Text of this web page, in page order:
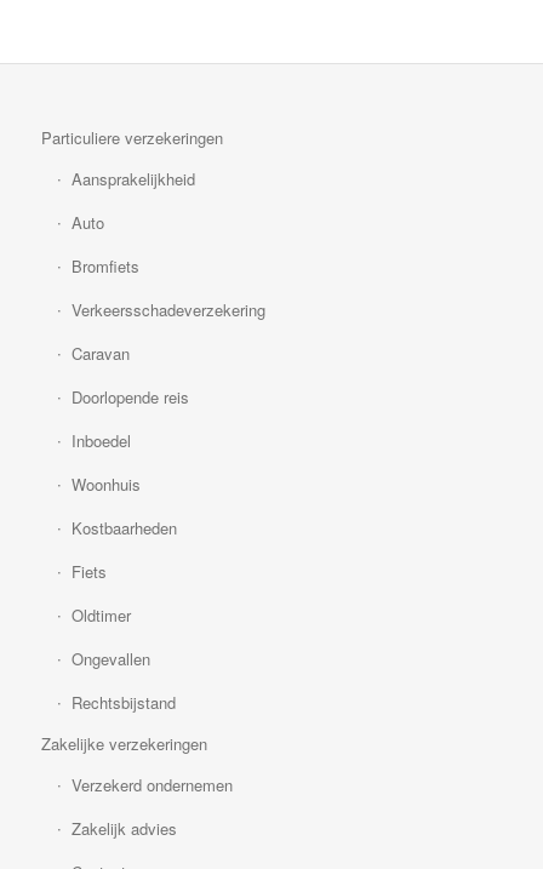
Particuliere verzekeringen
Aansprakelijkheid
Auto
Bromfiets
Verkeersschadeverzekering
Caravan
Doorlopende reis
Inboedel
Woonhuis
Kostbaarheden
Fiets
Oldtimer
Ongevallen
Rechtsbijstand
Zakelijke verzekeringen
Verzekerd ondernemen
Zakelijk advies